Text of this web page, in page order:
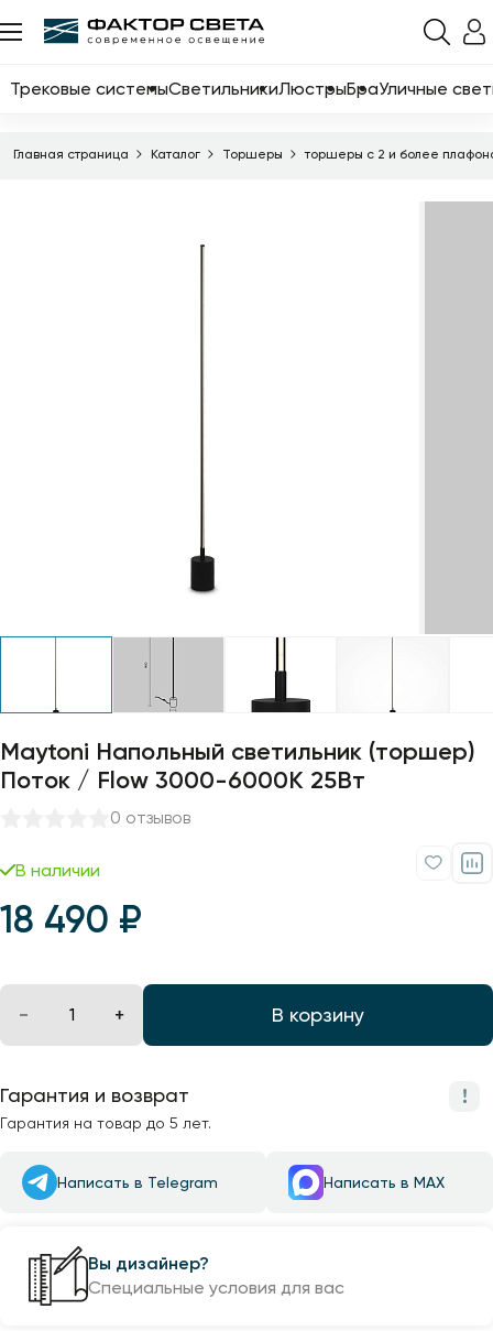
Трековые системыСветильникиЛюстрыБраУличные
Главная страница Каталог Торшеры торшеры с 2 и более
Maytoni Напольный светильник (торшер)
Поток / Flow 3000-6000К 25Вт
0 отзывов
В наличии
18 490 ₽
В корзину
Гарантия и возврат
Гарантия на товар до 5 лет.
Написать в Telegram Написать в MAX
Вы дизайнер?
Специальные условия для вас
Назад
Каталог